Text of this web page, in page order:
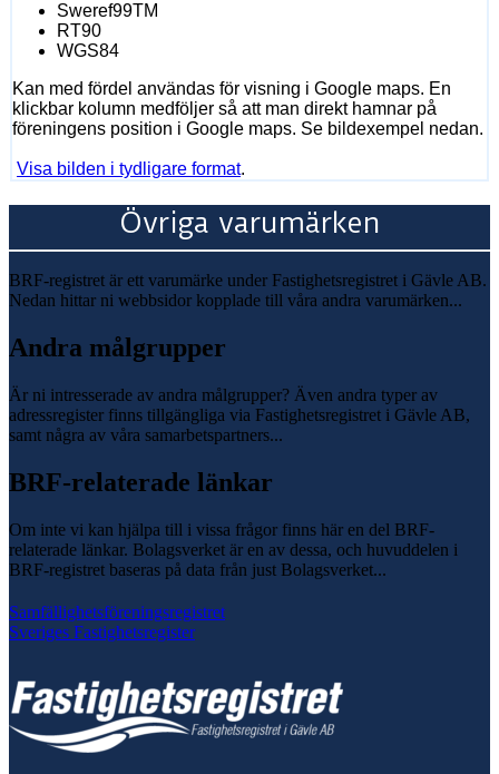
Sweref99TM
RT90
WGS84
Kan med fördel användas för visning i Google maps. En
klickbar kolumn medföljer så att man direkt hamnar på
föreningens position i Google maps. Se bildexempel nedan.
Visa bilden i tydligare format.
Övriga varumärken
BRF-registret är ett varumärke under Fastighetsregistret i Gävle AB.
Nedan hittar ni webbsidor kopplade till våra andra varumärken...
Andra målgrupper
Är ni intresserade av andra målgrupper? Även andra typer av
adressregister finns tillgängliga via Fastighetsregistret i Gävle AB,
samt några av våra samarbetspartners...
BRF-relaterade länkar
Om inte vi kan hjälpa till i vissa frågor finns här en del BRF-
relaterade länkar. Bolagsverket är en av dessa, och huvuddelen i
BRF-registret baseras på data från just Bolagsverket...
Samfällighetsföreningsregistret
Sveriges Fastighetsregister